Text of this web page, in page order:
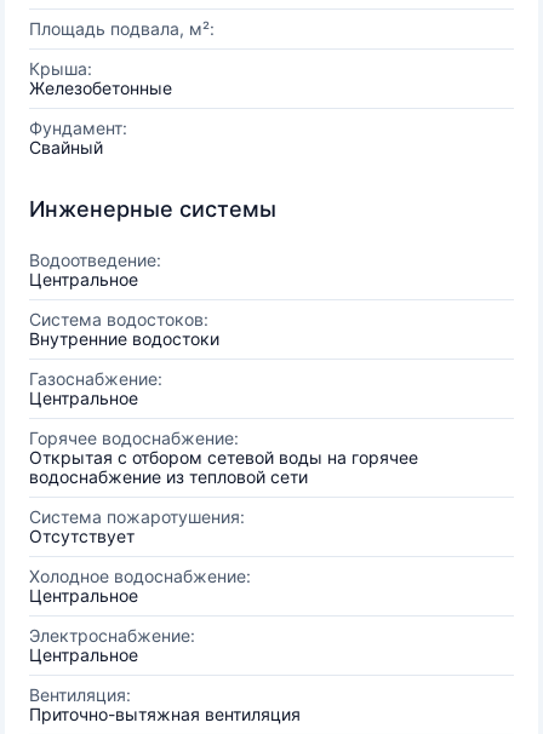
Площадь подвала, м²:
Крыша:
Железобетонные
Фундамент:
Свайный
Инженерные системы
Водоотведение:
Центральное
Система водостоков:
Внутренние водостоки
Газоснабжение:
Центральное
Горячее водоснабжение:
Открытая с отбором сетевой воды на горячее
водоснабжение из тепловой сети
Система пожаротушения:
Отсутствует
Холодное водоснабжение:
Центральное
Электроснабжение:
Центральное
Вентиляция:
Приточно-вытяжная вентиляция